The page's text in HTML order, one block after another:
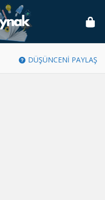
DÜŞÜNCENİ PAYLAŞ